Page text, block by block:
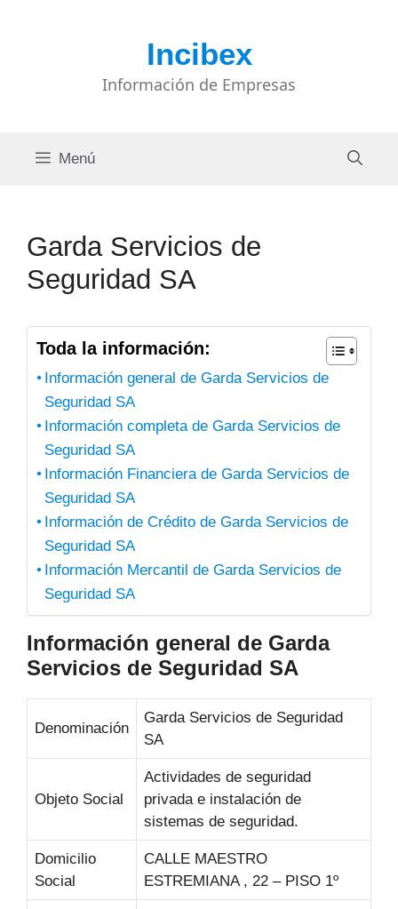
Incibex
Información de Empresas
Menú
Garda Servicios de
Seguridad SA
Toda la información:
Información general de Garda Servicios de
Seguridad SA
Información completa de Garda Servicios de
Seguridad SA
Información Financiera de Garda Servicios de
Seguridad SA
Información de Crédito de Garda Servicios de
Seguridad SA
Información Mercantil de Garda Servicios de
Seguridad SA
Información general de Garda
Servicios de Seguridad SA
Denominación
Garda Servicios de Seguridad
SA
Objeto Social
Actividades de seguridad
privada e instalación de
sistemas de seguridad.
Domicilio
Social
CALLE MAESTRO
ESTREMIANA , 22 – PISO 1º